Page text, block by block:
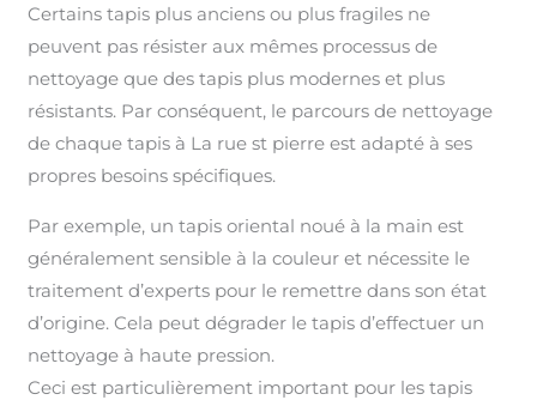
Certains tapis plus anciens ou plus fragiles ne
peuvent pas résister aux mêmes processus de
nettoyage que des tapis plus modernes et plus
résistants. Par conséquent, le parcours de nettoyage
de chaque tapis à La rue st pierre est adapté à ses
propres besoins spécifiques.
Par exemple, un tapis oriental noué à la main est
généralement sensible à la couleur et nécessite le
traitement d’experts pour le remettre dans son état
d’origine. Cela peut dégrader le tapis d’effectuer un
nettoyage à haute pression.
Ceci est particulièrement important pour les tapis